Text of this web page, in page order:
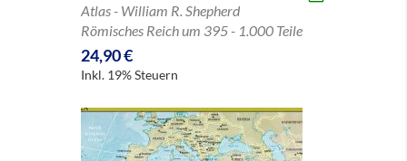
Atlas - William R. Shepherd
Römisches Reich um 395 - 1.000 Teile
24,90 €
Inkl. 19% Steuern